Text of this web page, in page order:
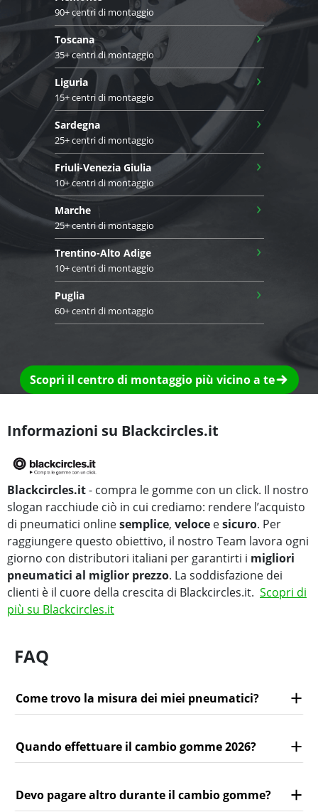
90+ centri di montaggio
Toscana
35+ centri di montaggio
›
Liguria
15+ centri di montaggio
›
Sardegna
25+ centri di montaggio
›
Friuli-Venezia Giulia
10+ centri di montaggio
›
Marche
25+ centri di montaggio
›
Trentino-Alto Adige
10+ centri di montaggio
›
Puglia
60+ centri di montaggio
›
Scopri il centro di montaggio più vicino a te
Informazioni su Blackcircles.it
Blackcircles.it- compra le gomme con un click. Il nostro
slogan racchiude ciò in cui crediamo: rendere l’acquisto
di pneumatici onlinesemplice, veloce esicuro. Per
raggiungere questo obiettivo, il nostro Team lavora ogni
giorno con distributori italiani per garantirti i migliori
pneumatici al miglior prezzo. La soddisfazione dei
clienti è il cuore della crescita di Blackcircles.it. Scopri di
più su Blackcircles.it
FAQ
Come trovo la misura dei miei pneumatici?
Quando effettuare il cambio gomme 2026?
Devo pagare altro durante il cambio gomme?